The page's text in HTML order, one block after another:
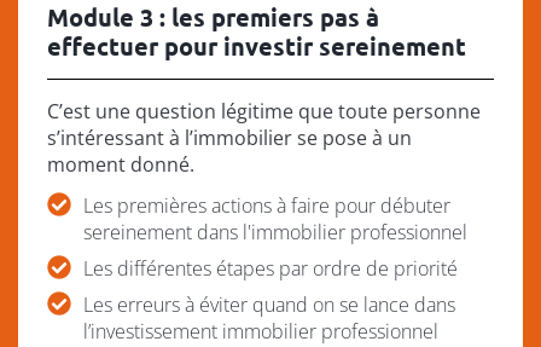
Module 3 : les premiers pas à
effectuer pour investir sereinement
C’est une question légitime que toute personne
s’intéressant à l’immobilier se pose à un
moment donné.
Les premières actions à faire pour débuter
sereinement dans l'immobilier professionnel
Les différentes étapes par ordre de priorité
Les erreurs à éviter quand on se lance dans
l’investissement immobilier professionnel